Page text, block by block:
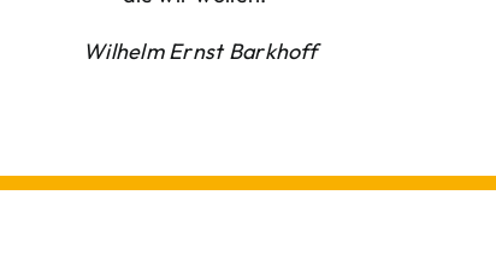
Wilhelm Ernst Barkhoff